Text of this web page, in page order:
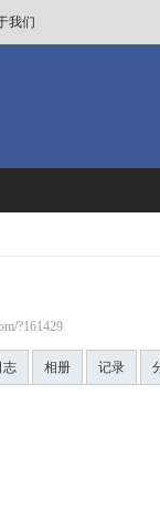
我们
?161429
志 相册 记录